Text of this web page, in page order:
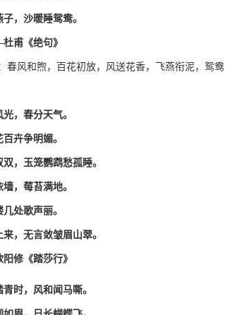
，沙暖睡鸳鸯。
甫《绝句》
春风和煦，百花初放，风送花香，飞燕衔泥，鸳鸯
光，春分天气。
百卉争明媚。
，玉笼鹦鹉愁孤睡。
，莓苔满地。
几处歌声丽。
，无言敛皱眉山翠。
修《踏莎行》
时，风和闻马嘶。